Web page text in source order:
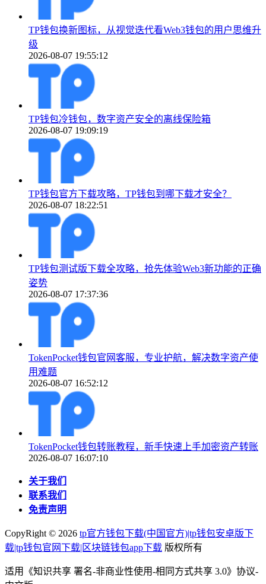
TP钱包换新图标，从视觉迭代看Web3钱包的用户思维升
级
2026-08-07 19:55:12
TP钱包冷钱包，数字资产安全的离线保险箱
2026-08-07 19:09:19
TP钱包官方下载攻略，TP钱包到哪下载才安全？
2026-08-07 18:22:51
TP钱包测试版下载全攻略，抢先体验Web3新功能的正确
姿势
2026-08-07 17:37:36
TokenPocket钱包官网客服，专业护航，解决数字资产使
用难题
2026-08-07 16:52:12
TokenPocket钱包转账教程，新手快速上手加密资产转账
2026-08-07 16:07:10
关于我们
联系我们
免责声明
CopyRight © 2026 tp官方钱包下载(中国官方)|tp钱包安卓版下
载|tp钱包官网下载|区块链钱包app下载 版权所有
适用《知识共享 署名-非商业性使用-相同方式共享 3.0》协议-